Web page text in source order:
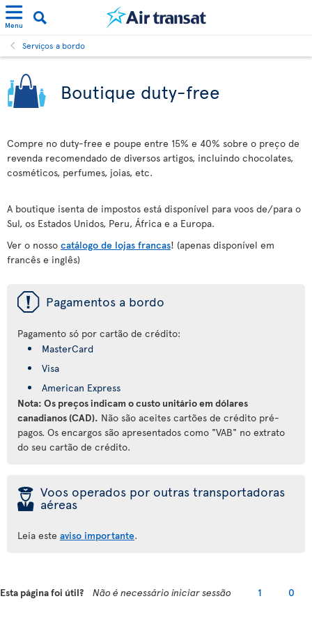
Menu
Serviços a bordo
Boutique duty-free
Compre no duty-free e poupe entre 15% e 40% sobre o preço de
revenda recomendado de diversos artigos, incluindo chocolates,
cosméticos, perfumes, joias, etc.
A boutique isenta de impostos está disponível para voos de/para o
Sul, os Estados Unidos, Peru, África e a Europa.
Ver o nosso catálogo de lojas francas! (apenas disponível em
francês e inglês)
ü Pagamentos a bordo
Pagamento só por cartão de crédito:
MasterCard
Visa
American Express
Nota: Os preços indicam o custo unitário em dólares
canadianos (CAD). Não são aceites cartões de crédito pré-
pagos. Os encargos são apresentados como "VAB" no extrato
do seu cartão de crédito.
þ Voos operados por outras transportadoras
aéreas
Leia este aviso importante.
Esta página foi útil? Não é necessário iniciar sessão 1 0